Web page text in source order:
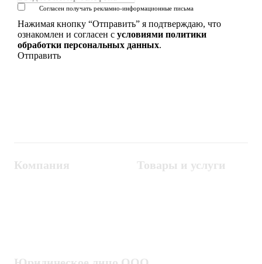
Согласен получать рекламно-информационные письма
Нажимая кнопку “Отправить” я подтверждаю, что
ознакомлен и согласен с условиями политики
обработки персональных данных.
Компания Товары и услуги